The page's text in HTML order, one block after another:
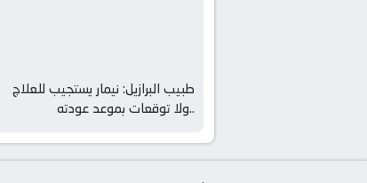
طبيب البرازيل: نيمار يستجيب للعلاج
..ولا توقعات بموعد عودته